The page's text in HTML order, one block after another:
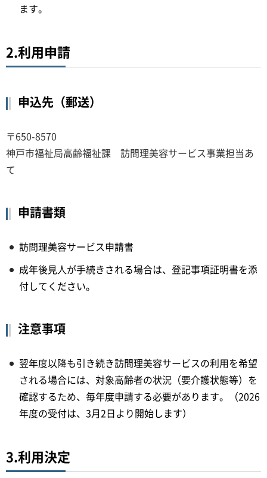
ます。
2.利用申請
申込先（郵送）
〒650-8570
神戸市福祉局高齢福祉課 訪問理美容サービス事業担当あ
て
申請書類
訪問理美容サービス申請書
成年後見人が手続きされる場合は、登記事項証明書を添
付してください。
注意事項
翌年度以降も引き続き訪問理美容サービスの利用を希望
される場合には、対象高齢者の状況（要介護状態等）を
確認するため、毎年度申請する必要があります。（2026
年度の受付は、3月2日より開始します）
3.利用決定